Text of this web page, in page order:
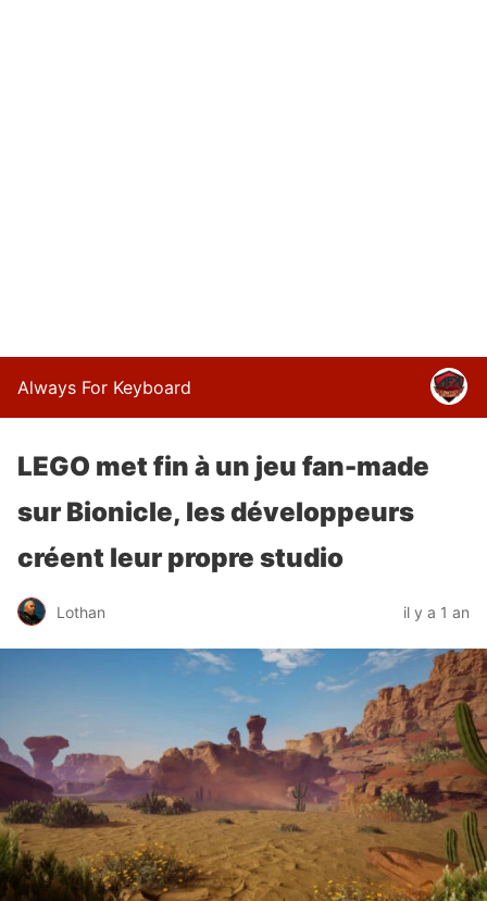
Always For Keyboard
LEGO met fin à un jeu fan-made
sur Bionicle, les développeurs
créent leur propre studio
Lothan il y a 1 an